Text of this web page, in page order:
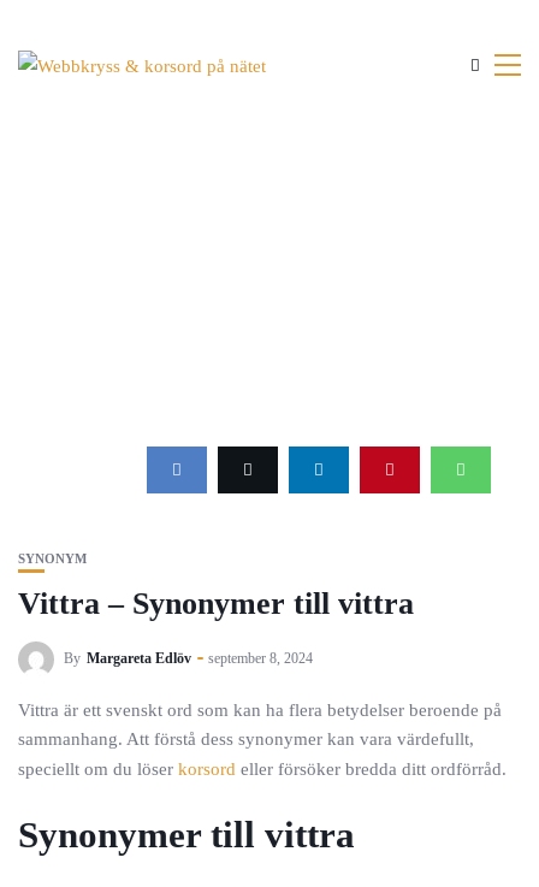
SYNONYM
Vittra – Synonymer till vittra
By Margareta Edlöv september 8, 2024
Vittra är ett svenskt ord som kan ha flera betydelser beroende på
sammanhang. Att förstå dess synonymer kan vara värdefullt,
speciellt om du löser korsord eller försöker bredda ditt ordförråd.
Synonymer till vittra